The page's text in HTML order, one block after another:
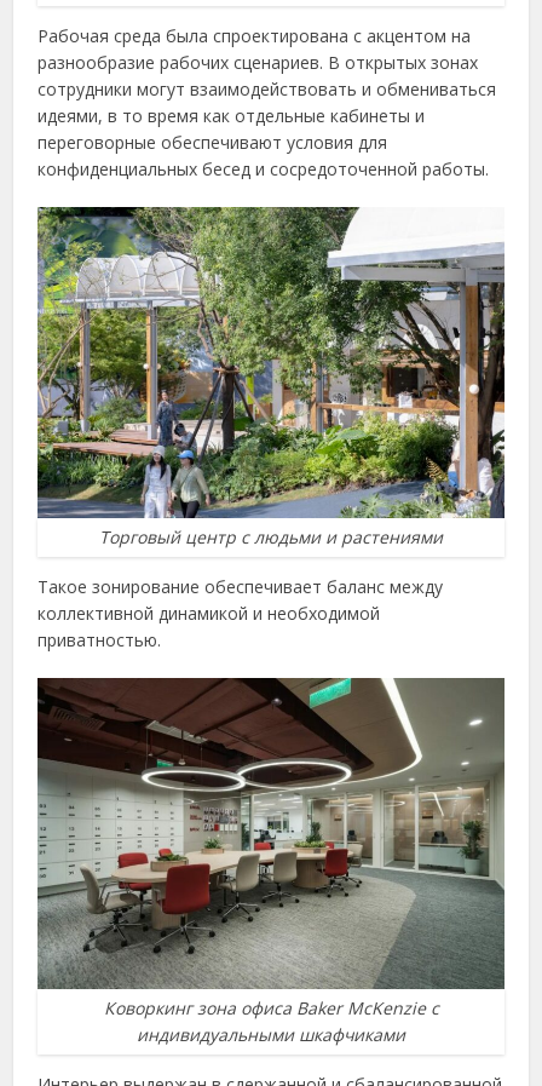
Рабочая среда была спроектирована с акцентом на
разнообразие рабочих сценариев. В открытых зонах
сотрудники могут взаимодействовать и обмениваться
идеями, в то время как отдельные кабинеты и
переговорные обеспечивают условия для
конфиденциальных бесед и сосредоточенной работы.
Торговый центр с людьми и растениями
Такое зонирование обеспечивает баланс между
коллективной динамикой и необходимой
приватностью.
Коворкинг зона офиса Baker McKenzie с
индивидуальными шкафчиками